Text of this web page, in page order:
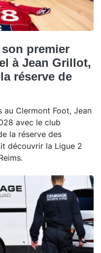
premier
à Jean Grillot,
réserve de
au Clermont Foot, Jean
avec le club
la réserve des
découvrir la Ligue 2